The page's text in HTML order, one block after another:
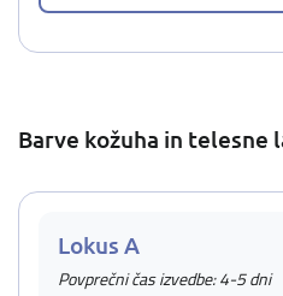
Barve kožuha in telesne
Lokus A
Povprečni čas izvedbe: 4-5 dni